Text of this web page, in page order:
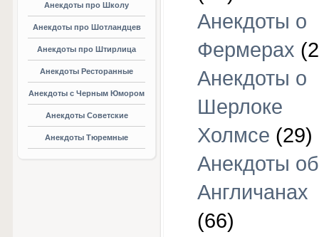
Анекдоты про Школу
Анекдоты про Шотландцев
Анекдоты про Штирлица
Анекдоты Ресторанные
Анекдоты с Черным Юмором
Анекдоты Советские
Анекдоты Тюремные
Анекдоты о
Фермерах
Анекдоты о
Шерлоке
Холмсе (29)
Анекдоты об
Англичанах
(66)